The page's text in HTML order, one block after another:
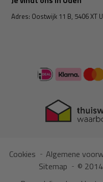
Adres: Oostwijk 11 B, 5406 XT
Cookies Algemene
Sitemap
©